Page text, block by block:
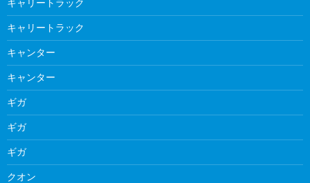
キャリートラック
キャリートラック
キャンター
キャンター
ギガ
ギガ
ギガ
クオン